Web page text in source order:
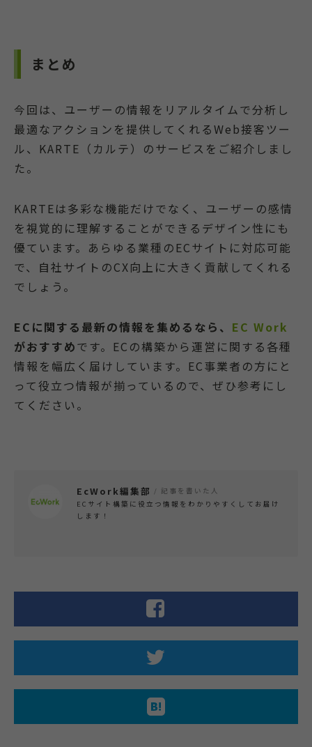
まとめ
今回は、ユーザーの情報をリアルタイムで分析し
最適なアクションを提供してくれるWeb接客ツー
ル、KARTE（カルテ）のサービスをご紹介しまし
た。
KARTEは多彩な機能だけでなく、ユーザーの感情
を視覚的に理解することができるデザイン性にも
優ています。あらゆる業種のECサイトに対応可能
で、自社サイトのCX向上に大きく貢献してくれる
でしょう。
ECに関する最新の情報を集めるなら、 EC Work
がおすすめです。ECの構築から運営に関する各種
情報を幅広く届けしています。EC事業者の方にと
って役立つ情報が揃っているので、ぜひ参考にし
てください。
EcWork編集部 / 記事を書いた人
ECサイト構築に役立つ情報をわかりやすくしてお届け
します！